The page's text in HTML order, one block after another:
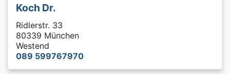
Koch Dr.
Ridlerstr. 33
80339 München
Westend
089 599767970